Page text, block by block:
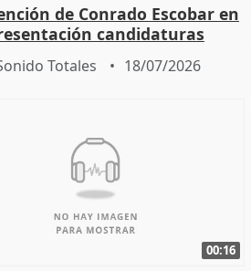
de Conrado Escobar en
candidaturas
PP para 2027
Totales 18/07/2026
00:16